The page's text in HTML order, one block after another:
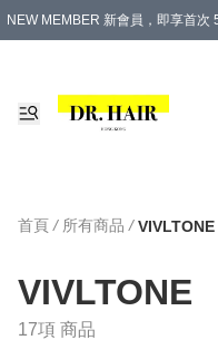
NEW MEMBER 新會員，即享首次
首頁 / 所有商品 / VIVLTONE
VIVLTONE
17項 商品